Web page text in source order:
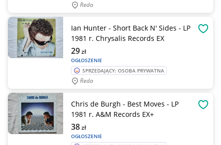
Reda
Ian Hunter - Short Back N' Sides - LP
1981 r. Chrysalis Records EX
OGŁOSZENIE
29zł
SPRZEDAJĄCY: OSOBA PRYWATNA
Reda
Chris de Burgh - Best Moves - LP
1981 r. A&M Records EX+
OGŁOSZENIE
38zł